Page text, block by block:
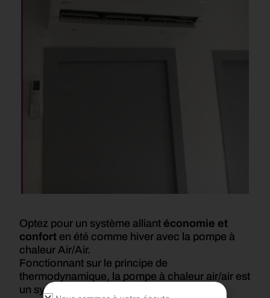
Optez pour un système alliant économie et
conforten été comme hiver avec la pompe à
chaleur Air/Air.
Fonctionnant sur le principe de
thermodynamique, la pompe à chaleur air/air est
un système de chauffage performant et